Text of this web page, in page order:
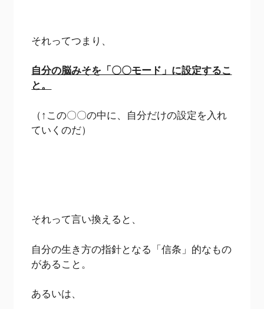
それってつまり、
自分の脳みそを「〇〇モード」に設定するこ
と。
（↑この〇〇の中に、自分だけの設定を入れ
ていくのだ）
それって言い換えると、
自分の生き方の指針となる「信条」的なもの
があること。
あるいは、